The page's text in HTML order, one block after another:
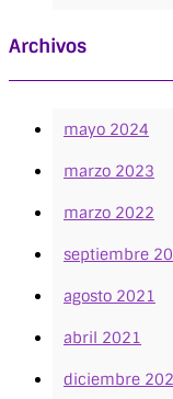
Archivos
mayo 2024
marzo 2023
marzo 2022
septiembre
agosto 2021
abril 2021
diciembre